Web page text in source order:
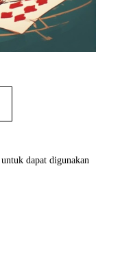
dapat digunakan